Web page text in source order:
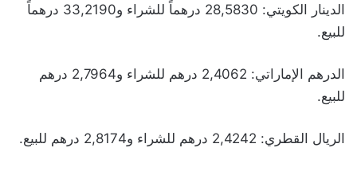
الدينار الكويتي: 28,5830 درهماً للشراء و33,2190 درهماً
للبيع.
الدرهم الإماراتي: 2,4062 درهم للشراء و2,7964 درهم
للبيع.
الريال القطري: 2,4242 درهم للشراء و2,8174 درهم للبيع.